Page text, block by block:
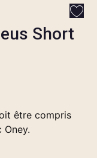
Short
être compris